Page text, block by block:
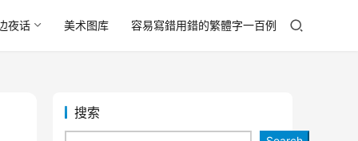
夜话 美术图库 容易寫錯用錯的繁體字一百例
搜索